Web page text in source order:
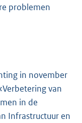
problemen
in november
van
in de
Infrastructuur en